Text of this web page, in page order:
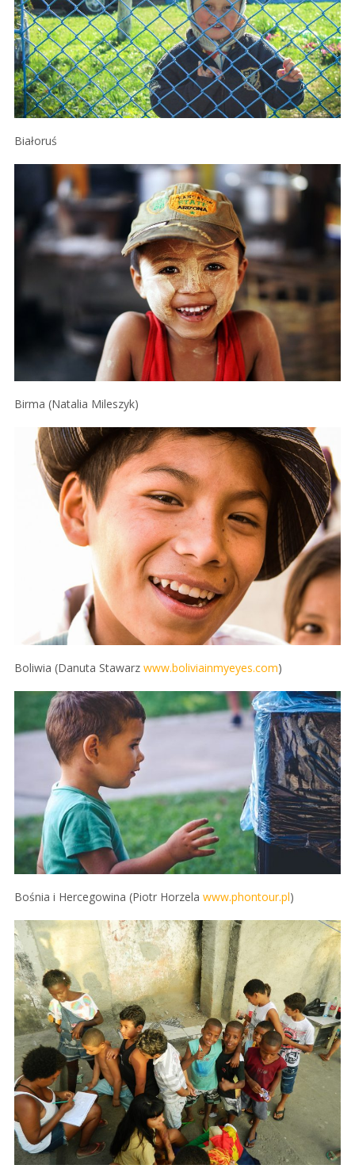
Białoruś
Birma (Natalia Mileszyk)
Boliwia (Danuta Stawarz www.boliviainmyeyes.com)
Bośnia i Hercegowina (Piotr Horzela www.phontour.pl)